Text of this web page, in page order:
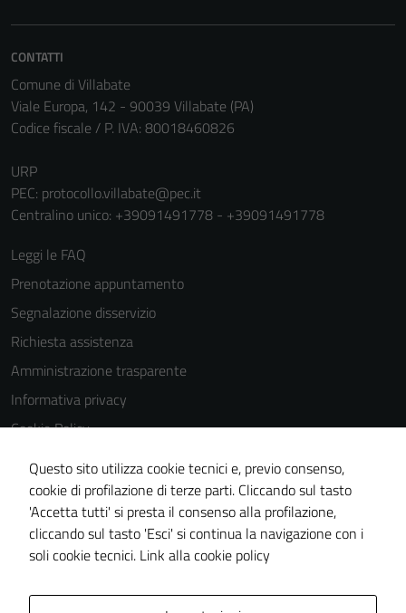
CONTATTI
Comune di Villabate
Viale Europa, 142 - 90039 Villabate (PA)
Codice fiscale / P. IVA: 80018460826
URP
PEC: protocollo.villabate@pec.it
Centralino unico: +39091491778 - +39091491778
Leggi le FAQ
Prenotazione appuntamento
Segnalazione disservizio
Richiesta assistenza
Amministrazione trasparente
Informativa privacy
Cookie Policy
Note legali
Dichiarazione di accessibilità
Obiettivi di accessibilità
Piano di miglioramento del sito
Questo sito utilizza cookie tecnici e, previo consenso,
cookie di profilazione di terze parti. Cliccando sul tasto
'Accetta tutti' si presta il consenso alla profilazione,
cliccando sul tasto 'Esci' si continua la navigazione con i
soli cookie tecnici. Link alla cookie policy
possono
non raccolgono
informazioni